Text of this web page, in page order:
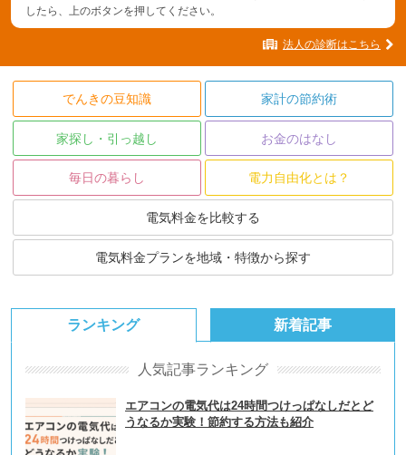
したら、上のボタンを押してください。
法人の診断はこちら
でんきの豆知識 家計の節約術
家探し・引っ越し お金のはなし
毎日の暮らし 電力自由化とは？
電気料金を比較する
電気料金プランを地域・特徴から探す
ランキング
人気記事ランキング
エアコンの電気代は24時間つけっぱなしだとど
うなるか実験！節約する方法も紹介
新着記事